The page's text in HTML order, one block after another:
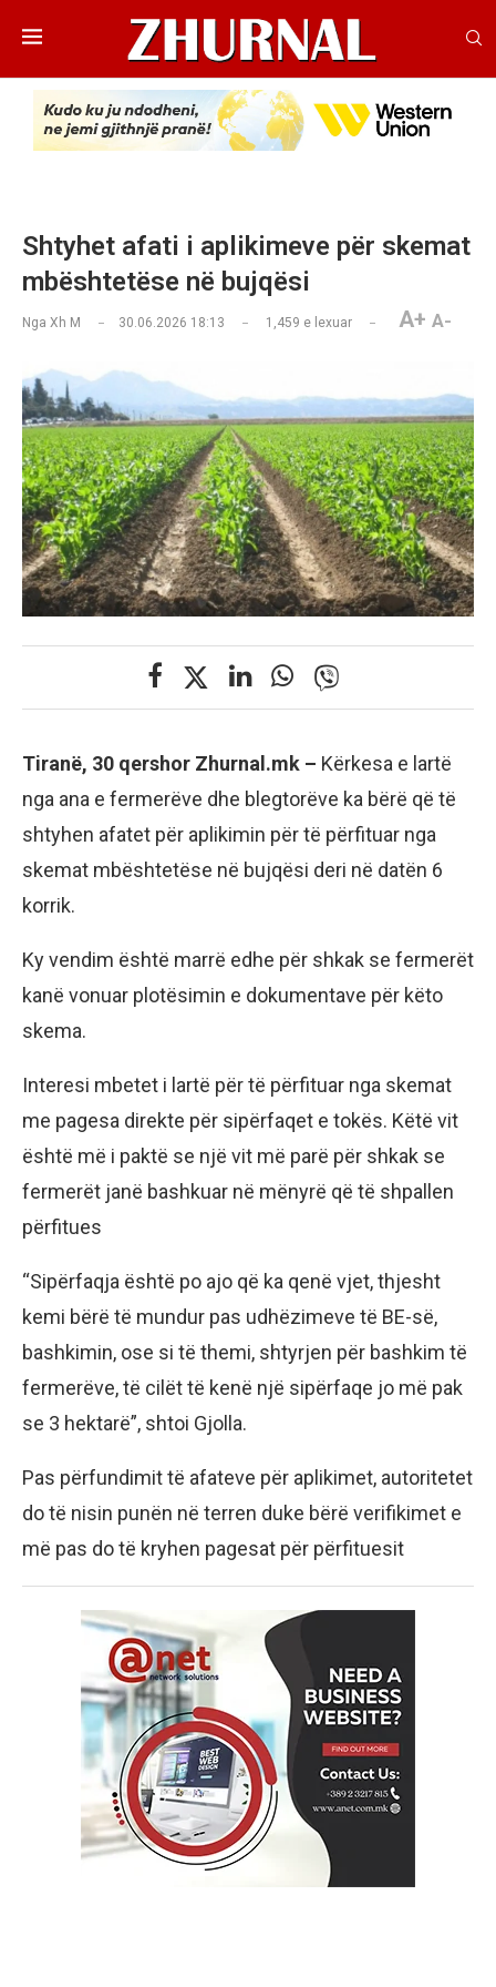
Shtyhet afati i aplikimeve për skemat
mbështetëse në bujqësi
Nga Xh M 30.06.2026 18:13 1,459 e lexuar A+ A-
Tiranë, 30 qershor Zhurnal.mk – Kërkesa e lartë
nga ana e fermerëve dhe blegtorëve ka bërë që të
shtyhen afatet për aplikimin për të përfituar nga
skemat mbështetëse në bujqësi deri në datën 6
korrik.
Ky vendim është marrë edhe për shkak se fermerët
kanë vonuar plotësimin e dokumentave për këto
skema.
Interesi mbetet i lartë për të përfituar nga skemat
me pagesa direkte për sipërfaqet e tokës. Këtë vit
është më i paktë se një vit më parë për shkak se
fermerët janë bashkuar në mënyrë që të shpallen
përfitues
“Sipërfaqja është po ajo që ka qenë vjet, thjesht
kemi bërë të mundur pas udhëzimeve të BE-së,
bashkimin, ose si të themi, shtyrjen për bashkim të
fermerëve, të cilët të kenë një sipërfaqe jo më pak
se 3 hektarë”, shtoi Gjolla.
Pas përfundimit të afateve për aplikimet, autoritetet
do të nisin punën në terren duke bërë verifikimet e
më pas do të kryhen pagesat për përfituesit